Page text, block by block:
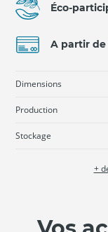
Éco-
A partir de
Dimensions
Production
Stockage
+